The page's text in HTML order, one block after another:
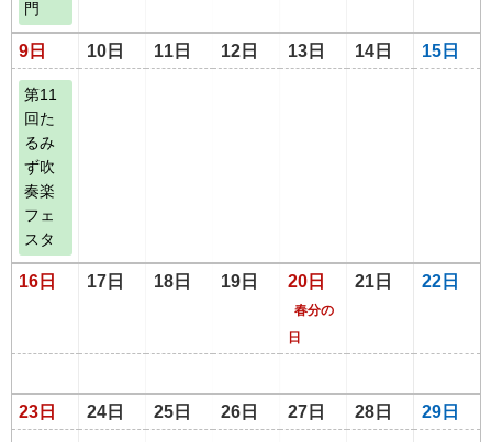
門
9日 10日 11日 12日 13日 14日 15日
第11
回た
るみ
ず吹
奏楽
フェ
スタ
16日 17日 18日 19日 20日
春分の
日
21日 22日
23日 24日 25日 26日 27日 28日 29日